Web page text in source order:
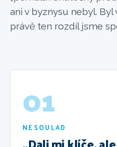
ani v byznysu nebyl.
právě ten rozdíl jsme
01
NESOULAD